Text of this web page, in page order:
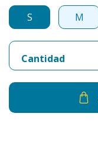
S M
Cantidad